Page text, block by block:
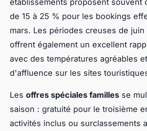
de 15 à 25 % pour les bookings
mars. Les périodes creuses de
offrent également un excellent
avec des températures agréables
d'affluence sur les sites
Les offres spéciales familles se
saison : gratuité pour le troisième
activités inclus ou surclassements